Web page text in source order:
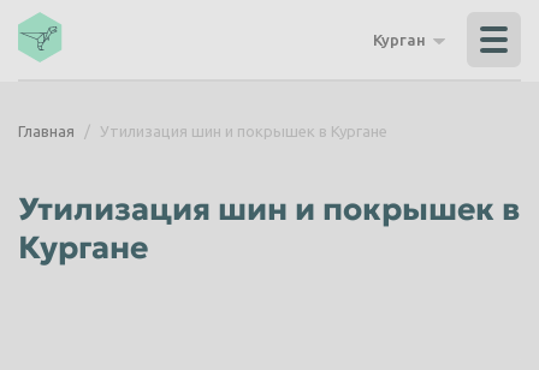
Владикавказ
Волгоград
Воронеж Грозный
Иваново Ижевск
Иркутск
Курган
Главная Утилизация шин и покрышек в Кургане
Утилизация шин и покрышек в
Кургане